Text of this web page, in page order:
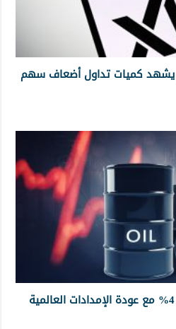
كميات تداول أضعاف سهم
تراجع أسعار النفط بأكثر من 4% مع عودة الإمدادات العالمية